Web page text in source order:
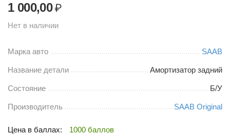
1 000,00₽
Нет в наличии
Марка авто SAAB
Название детали Амортизатор задний
Состояние Б/У
Производитель SAAB Original
Цена в баллах:
1000 баллов